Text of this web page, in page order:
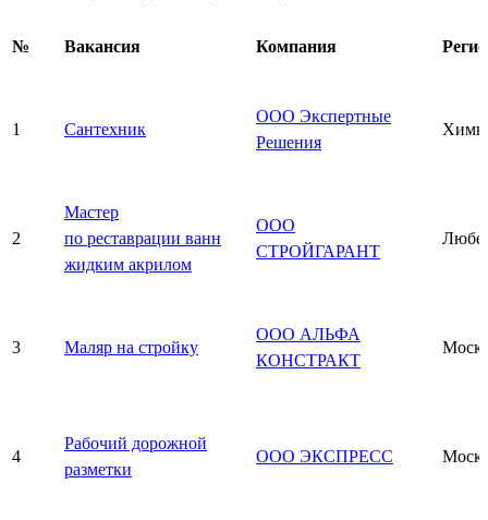
№ Вакансия Компания
1 Сантехник
ООО Экспертные
Решения
2
Мастер
по реставрации ванн
жидким акрилом
ООО
СТРОЙГАРАНТ
3 Маляр на стройку
ООО АЛЬФА
КОНСТРАКТ
4
Рабочий дорожной
разметки
ООО ЭКСПРЕСС